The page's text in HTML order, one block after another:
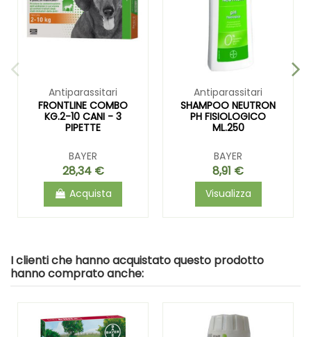
Antiparassitari
FRONTLINE COMBO
KG.2-10 CANI - 3
PIPETTE
BAYER
28,34 €
Acquista
Antiparassitari
SHAMPOO NEUTRON
PH FISIOLOGICO
ML.250
BAYER
8,91 €
Visualizza
I clienti che hanno acquistato questo prodotto
hanno comprato anche: